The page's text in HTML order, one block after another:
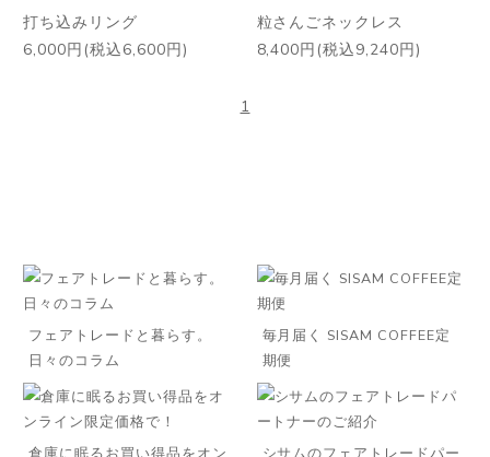
打ち込みリング
6,000円(税込6,600円)
粒さんごネックレス
8,400円(税込9,240円)
1
フェアトレードと暮らす。
日々のコラム
毎月届く SISAM COFFEE定
期便
倉庫に眠るお買い得品をオン
シサムのフェアトレードパー